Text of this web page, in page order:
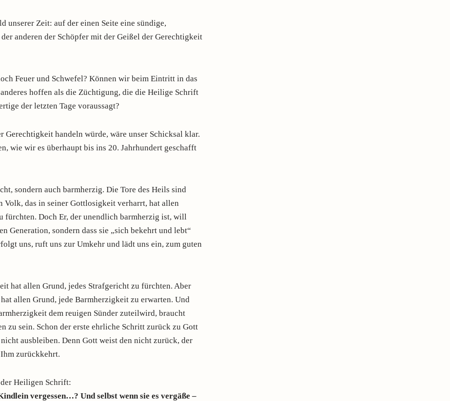
unserer Zeit: auf der einen Seite eine sündige,
anderen der Schöpfer mit der Geißel der Gerechtigkeit
Feuer und Schwefel? Können wir beim Eintritt in das
anderes hoffen als die Züchtigung, die die Heilige Schrift
der letzten Tage voraussagt?
Gerechtigkeit handeln würde, wäre unser Schicksal klar.
wie wir es überhaupt bis ins 20. Jahrhundert geschafft
sondern auch barmherzig. Die Tore des Heils sind
Volk, das in seiner Gottlosigkeit verharrt, hat allen
fürchten. Doch Er, der unendlich barmherzig ist, will
Generation, sondern dass sie „sich bekehrt und lebt“
uns, ruft uns zur Umkehr und lädt uns ein, zum guten
hat allen Grund, jedes Strafgericht zu fürchten. Aber
allen Grund, jede Barmherzigkeit zu erwarten. Und
dem reuigen Sünder zuteilwird, braucht
zu sein. Schon der erste ehrliche Schritt zurück zu Gott
ausbleiben. Denn Gott weist den nicht zurück, der
zurückkehrt.
Heiligen Schrift:
vergessen…? Und selbst wenn sie es vergäße –